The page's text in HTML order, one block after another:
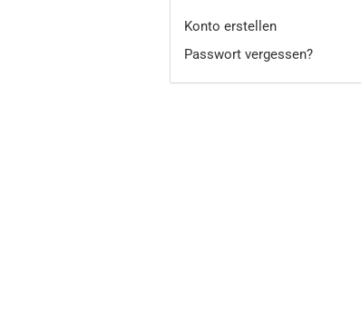
Konto erstellen
Passwort vergessen?